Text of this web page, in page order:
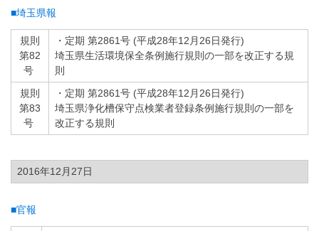
■埼玉県報
規則
第82
号
・定期 第2861号 (平成28年12月26日発行)
埼玉県生活環境保全条例施行規則の一部を改正する規
則
規則
第83
号
・定期 第2861号 (平成28年12月26日発行)
埼玉県浄化槽保守点検業者登録条例施行規則の一部を
改正する規則
2016年12月27日
■官報